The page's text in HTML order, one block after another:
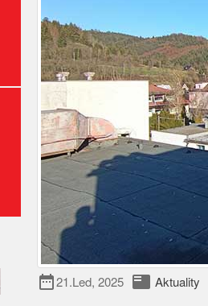
date_range21.Led, 2025 featured_play_list Aktuality